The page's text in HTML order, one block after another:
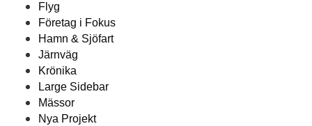
Flyg
Företag i Fokus
Hamn & Sjöfart
Järnväg
Krönika
Large Sidebar
Mässor
Nya Projekt